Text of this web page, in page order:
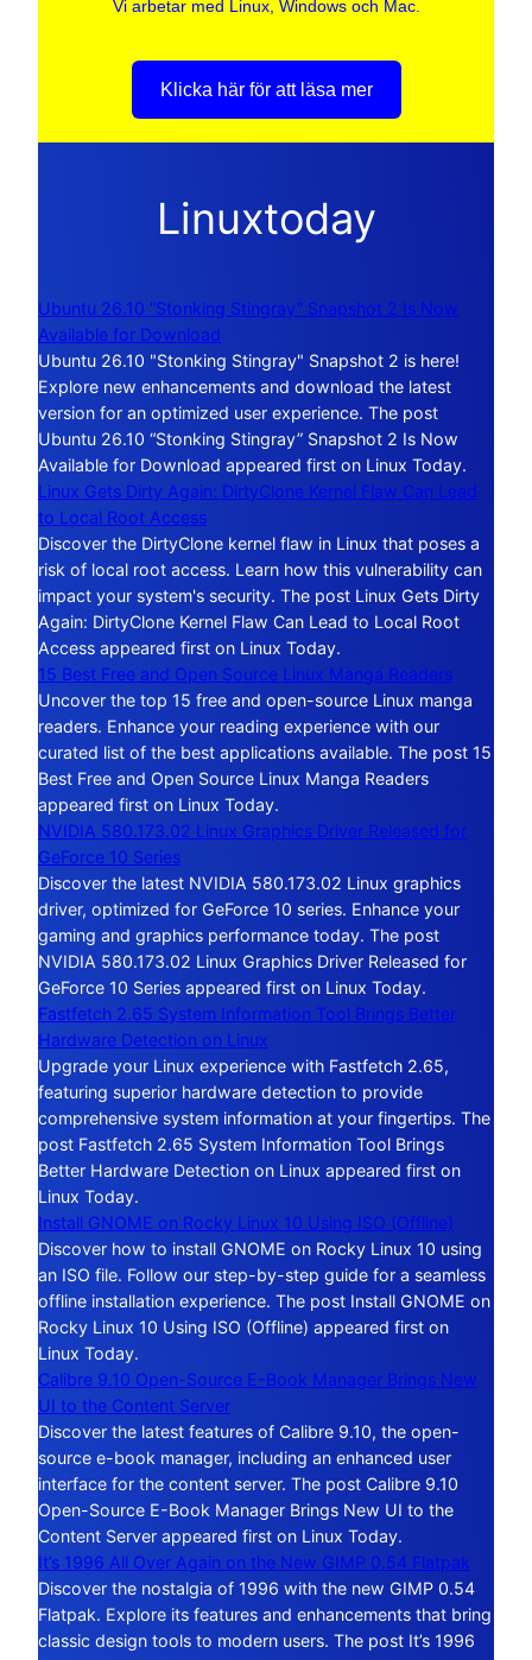
Vi arbetar med Linux, Windows och Mac.
Klicka här för att läsa mer
Linuxtoday
Ubuntu 26.10 “Stonking Stingray” Snapshot 2 Is Now
Available for Download
Ubuntu 26.10 "Stonking Stingray" Snapshot 2 is here!
Explore new enhancements and download the latest
version for an optimized user experience. The post
Ubuntu 26.10 “Stonking Stingray” Snapshot 2 Is Now
Available for Download appeared first on Linux Today.
Linux Gets Dirty Again: DirtyClone Kernel Flaw Can Lead
to Local Root Access
Discover the DirtyClone kernel flaw in Linux that poses a
risk of local root access. Learn how this vulnerability can
impact your system's security. The post Linux Gets Dirty
Again: DirtyClone Kernel Flaw Can Lead to Local Root
Access appeared first on Linux Today.
15 Best Free and Open Source Linux Manga Readers
Uncover the top 15 free and open-source Linux manga
readers. Enhance your reading experience with our
curated list of the best applications available. The post 15
Best Free and Open Source Linux Manga Readers
appeared first on Linux Today.
NVIDIA 580.173.02 Linux Graphics Driver Released for
GeForce 10 Series
Discover the latest NVIDIA 580.173.02 Linux graphics
driver, optimized for GeForce 10 series. Enhance your
gaming and graphics performance today. The post
NVIDIA 580.173.02 Linux Graphics Driver Released for
GeForce 10 Series appeared first on Linux Today.
Fastfetch 2.65 System Information Tool Brings Better
Hardware Detection on Linux
Upgrade your Linux experience with Fastfetch 2.65,
featuring superior hardware detection to provide
comprehensive system information at your fingertips. The
post Fastfetch 2.65 System Information Tool Brings
Better Hardware Detection on Linux appeared first on
Linux Today.
Install GNOME on Rocky Linux 10 Using ISO (Offline)
Discover how to install GNOME on Rocky Linux 10 using
an ISO file. Follow our step-by-step guide for a seamless
offline installation experience. The post Install GNOME on
Rocky Linux 10 Using ISO (Offline) appeared first on
Linux Today.
Calibre 9.10 Open-Source E-Book Manager Brings New
UI to the Content Server
Discover the latest features of Calibre 9.10, the open-
source e-book manager, including an enhanced user
interface for the content server. The post Calibre 9.10
Open-Source E-Book Manager Brings New UI to the
Content Server appeared first on Linux Today.
It’s 1996 All Over Again on the New GIMP 0.54 Flatpak
Discover the nostalgia of 1996 with the new GIMP 0.54
Flatpak. Explore its features and enhancements that bring
classic design tools to modern users. The post It’s 1996